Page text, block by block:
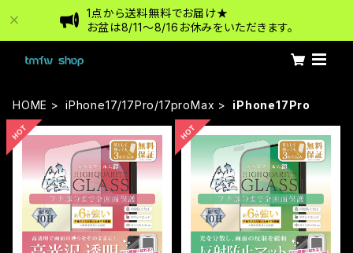
1点から送料無料でお届け★
お盆は8/11〜8/16お休みをいただきます。
HOME iPhone17/17Pro/17proMax iPhone17Pro